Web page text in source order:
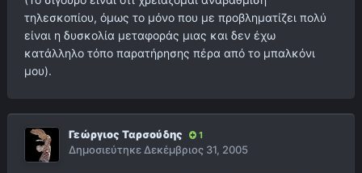
τηλεσκοπίου, όμως το μόνο που με προβληματίζει πολύ
είναι η δυσκολία μεταφοράς μιας και δεν έχω
κατάλληλο τόπο παρατήρησης πέρα από το μπαλκόνι
μου).
Γεώργιος Ταρσούδης 1
ΔημοσιεύτηκεΔεκέμβριος 31, 2005